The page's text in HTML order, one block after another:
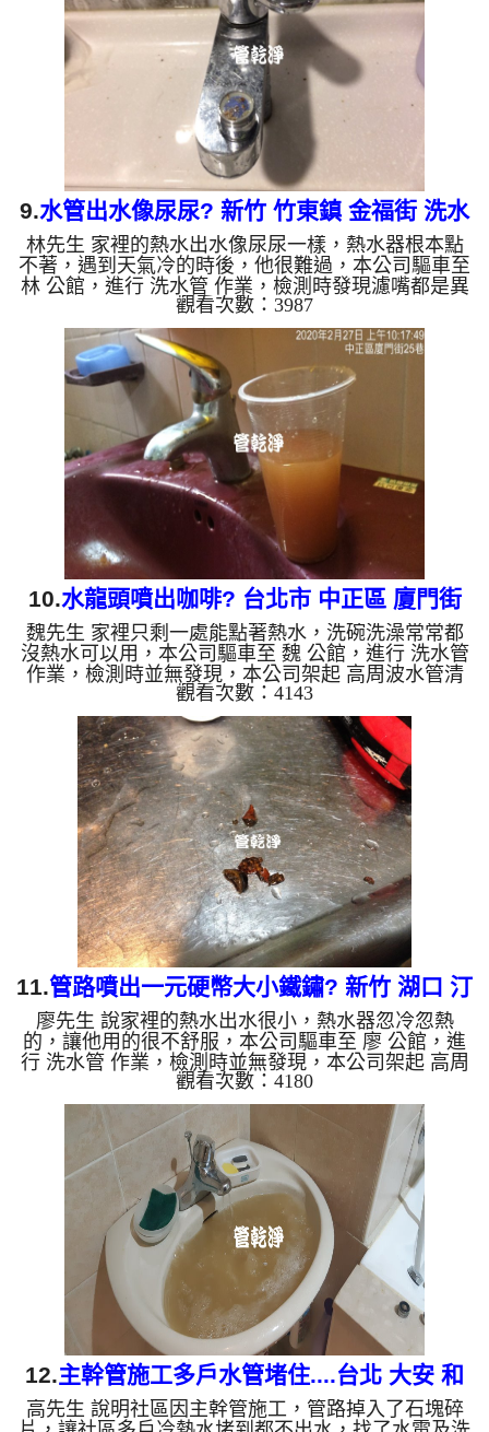
泥沙堆積，洗出來的水就會是咖啡色，地下水含有氧
化錳，管壁上會結成黑色管垢，洗出來的水會跟石油
一樣黑，有些...
9.水管出水像尿尿? 新竹 竹東鎮 金福街 洗水
管
林先生 家裡的熱水出水像尿尿一樣，熱水器根本點
不著，遇到天氣冷的時後，他很難過，本公司驅車至
林 公館，進行 洗水管 作業，檢測時發現濾嘴都是異
物，本公司架起 高周波水管清洗機，灌入 檸檬酸
水 至管路裡面，等了約15分，開啟 水管清洗機 ，啟
動 螺旋波 模式，一開始就洗出白色髒水，後來水變
成棕色，還噴出數個大鐵鏽，如下圖片影片，一個多
小時後， 熱水出水量恢復正常，林先生能正常洗澡
洗碗了!! 如是自來水，如水管老化，會產生鐵鏽跟泥
沙堆積，洗出來的水就會是咖啡色，地下水含有氧化
錳，管壁上會結成...
觀看次數：3987
10.水龍頭噴出咖啡? 台北市 中正區 廈門街
清洗水管
魏先生 家裡只剩一處能點著熱水，洗碗洗澡常常都
沒熱水可以用，本公司驅車至 魏 公館，進行 洗水管
作業，檢測時並無發現，本公司架起 高周波水管清
洗機，灌入 檸檬酸水 至管路裡面，等了約15分，開
啟 水管清洗機 ，啟動 螺旋波 模式，一開始就洗出棕
色鐵鏽髒水，還不時噴出異物，越洗就越多，如下圖
片影片，一個多小時後， 熱水量恢復正常，魏先生
有熱水可以用了!! 如是自來水，如水管老化，會產生
鐵鏽跟泥沙堆積，洗出來的水就會是咖啡色，地下水
含有氧化錳，管壁上會結成黑色管垢，洗出來的水會
跟石油一樣黑，...
觀看次數：4143
11.管路噴出一元硬幣大小鐵鏽? 新竹 湖口 汀
洲街 水管清洗
廖先生 說家裡的熱水出水很小，熱水器忽冷忽熱
的，讓他用的很不舒服，本公司驅車至 廖 公館，進
行 洗水管 作業，檢測時並無發現，本公司架起 高周
波水管清洗機，灌入 檸檬酸水 至管路裡面，等了約
15分，開啟 水管清洗機 ，啟動 螺旋波 模式，一開始
洗不出什麼，沒多久就洗出白色髒水，後來水變成微
紅色，最後噴出一塊一元硬幣大小的鐵鏽，如下圖片
影片，一個多小時後， 水量恢復正常，廖先生能正
常洗澡了!! 如是自來水，如水管老化，會產生鐵鏽跟
泥沙堆積，洗出來的水就會是咖啡色，地下水含有氧
化錳，管壁上會結...
觀看次數：4180
12.主幹管施工多戶水管堵住....台北 大安 和
平東路三段 洗水管
高先生 說明社區因主幹管施工，管路掉入了石塊碎